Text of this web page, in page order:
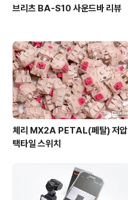
브리츠 BA-S10 사운드바 리뷰
체리 MX2A PETAL(페탈) 저압
택타일 스위치